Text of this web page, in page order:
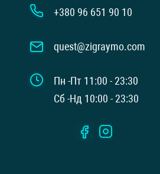
+380 96 651 90 10
quest@zigraymo.com
Пн -Пт 11:00 - 23:30
Сб -Нд 10:00 - 23:30